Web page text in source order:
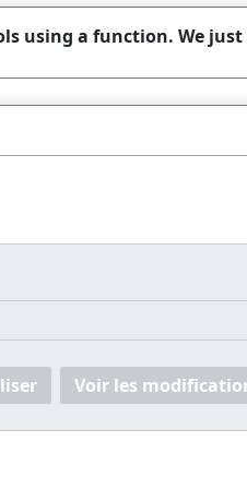
using a function. We
Voir les